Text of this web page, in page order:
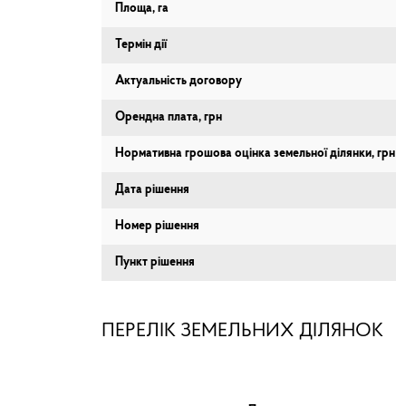
Площа, га
Термін дії
Актуальність договору
Орендна плата, грн
Нормативна грошова оцінка земельної ділянки, грн
Дата рішення
Номер рішення
Пункт рішення
ПЕРЕЛІК ЗЕМЕЛЬНИХ ДІЛЯНОК